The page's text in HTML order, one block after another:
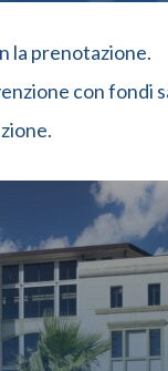
la prenotazione.
con fondi